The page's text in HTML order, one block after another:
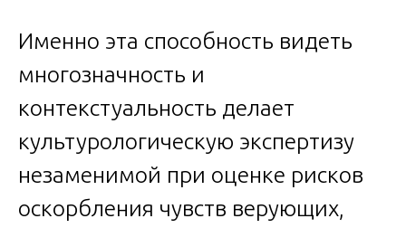
Именно эта способность видеть
многозначность и
контекстуальность делает
культурологическую экспертизу
незаменимой при оценке рисков
оскорбления чувств верующих,